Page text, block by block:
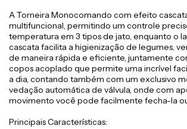
A Torneira Monocomando com efeito
multifuncional, permitindo um controle
temperatura em 3 tipos de jato, enquanto o
cascata facilita a higienização de legumes,
de maneira rápida e eficiente, juntamente
copos acoplado que permite uma incrível
a dia, contando também com um exclusivo
vedação automática de válvula, onde com
movimento você pode facilmente fecha-la
Principais Características: